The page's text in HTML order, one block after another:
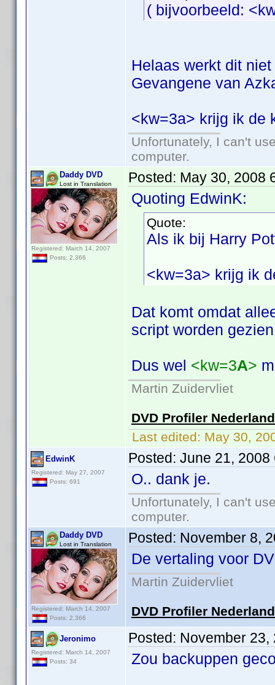
( bijvoorbeeld:
Helaas werkt dit
Gevangene van
<kw=3a> krijg ik de
Unfortunately, I can't
computer.
Daddy DVD
Lost in Translation
Registered: March 14, 2007
Posts: 2,366
Posted: May 30, 2008
Quoting EdwinK:
Quote:
Als ik bij Harry
<kw=3a> krijg ik
Dat komt omdat
script worden
Dus wel <kw=3A>
Martin Zuidervliet
DVD Profiler
Last edited: May 30,
EdwinK
Registered: May 27, 2007
Posts: 691
Posted: June 21, 2008
O.. dank je.
Unfortunately, I can't
computer.
Daddy DVD
Lost in Translation
Registered: March 14, 2007
Posts: 2,366
Posted: November 8,
De vertaling voor
Martin Zuidervliet
DVD Profiler
Jeronimo
Registered: March 14, 2007
Posts: 34
Posted: November 23,
Zou backuppen